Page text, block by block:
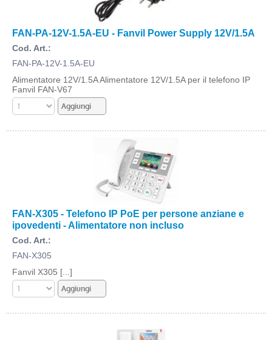
FAN-PA-12V-1.5A-EU - Fanvil Power Supply 12V/1.5A
Cod. Art.:
FAN-PA-12V-1.5A-EU
Alimentatore 12V/1.5A Alimentatore 12V/1.5A per il telefono IP
Fanvil FAN-V67
FAN-X305 - Telefono IP PoE per persone anziane e
ipovedenti - Alimentatore non incluso
Cod. Art.:
FAN-X305
Fanvil X305 [...]